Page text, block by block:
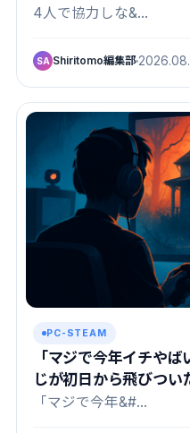
に有終の美か
4人で協力しな&…
SA Shiritomo編集部
PC-STEAM
「マジで今年イチや
じが初日から飛びつい
件監視協会3』の中身
「マジで今年&#…